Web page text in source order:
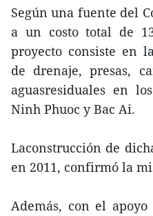
Según una fuente del
a un costo total de
proyecto consiste en
de drenaje, presas,
aguasresiduales en
Ninh Phuoc y Bac Ai.
Laconstrucción de
en 2011, confirmó la
Además, con el